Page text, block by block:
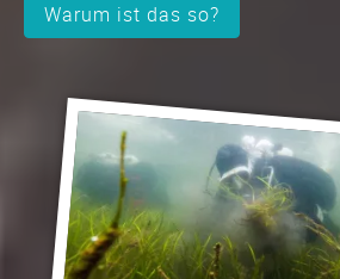
Warum ist das so?